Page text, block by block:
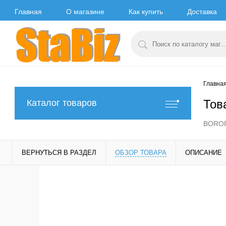
Главная О магазине Как купить Доставка
Каталог товаров
ВЕРНУТЬСЯ В РАЗДЕЛ ОБЗОР ТОВАРА ОПИСАНИЕ